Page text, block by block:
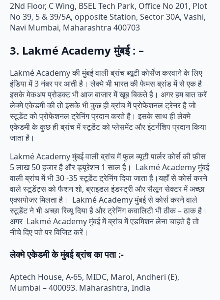
2Nd Floor, C Wing, BSEL Tech Park, Office No 201, Plot
No 39, 5 & 39/5A, opposite Station, Sector 30A, Vashi,
Navi Mumbai, Maharashtra 400703
3. Lakmé Academy मुंबई : –
Lakmé Academy की मुंबई वाली ब्रांच ब्यूटी कोर्सेज करवाने के लिए
इंडिया में 3 नंबर पर आती है। लेक्मे भी भारत की फेमस ब्रांड में से एक है
इसके मेकअप प्रोडक्ट भी आज बाजार में खूब बिकते है। अगर हम बात करें
लेक्मे एकेडमी की तो इसके भी कुछ ही ब्रांच में प्रोफेशनल ट्रेनर है जो
स्टूडेंट को प्रोफेशनल ट्रेनिंग प्रदान करते है। इसके साथ ही लेक्मे
एकेडमी के कुछ ही ब्रांच में स्टूडेंट को प्लेसमेंट और इंटर्नशिप प्रदान किया
जाता है।
Lakmé Academy मुंबई वाली ब्रांच में फुल ब्यूटी पार्लर कोर्स की फ़ीस
5 लाख 50 हजार है और ड्यूरेशन 1 साल है। Lakmé Academy मुंबई
वाली ब्रांच में भी 30 -35 स्टूडेंट ट्रेनिंग दिया जाता है।यहाँ से कोर्स करने
वाले स्टूडेंट्स को फैशन शो, ब्राइडल इंडस्ट्री और सैलून सेक्टर में अच्छा
एक्सपोजर मिलता है। Lakmé Academy मुंबई से कोर्स करने वाले
स्टूडेंट ने भी अच्छा रिव्यू दिया है और ट्रेनिंग कवालिटी भी ठीक – ठाक है।
अगर Lakmé Academy मुंबई में ब्रांच में एडमिशन लेना चाहते है तो
नीचे दिए पते पर विजिट करें।
लेक्मे एकेडमी के मुंबई ब्रांच का पता :-
Aptech House, A-65, MIDC, Marol, Andheri (E),
Mumbai – 400093. Maharashtra, India